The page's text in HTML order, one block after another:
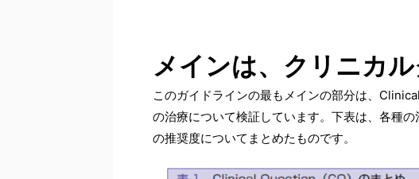
メインは、クリニカ
このガイドラインの最もメインの部分は、
の治療について検証しています。下表は、各種
の推奨度についてまとめたものです。